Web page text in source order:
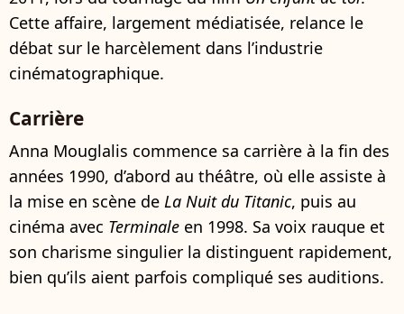
Cette affaire, largement médiatisée, relance le
débat sur le harcèlement dans l’industrie
cinématographique.
Carrière
Anna Mouglalis commence sa carrière à la fin des
années 1990, d’abord au théâtre, où elle assiste à
la mise en scène de La Nuit du Titanic, puis au
cinéma avec Terminale en 1998. Sa voix rauque et
son charisme singulier la distinguent rapidement,
bien qu’ils aient parfois compliqué ses auditions.